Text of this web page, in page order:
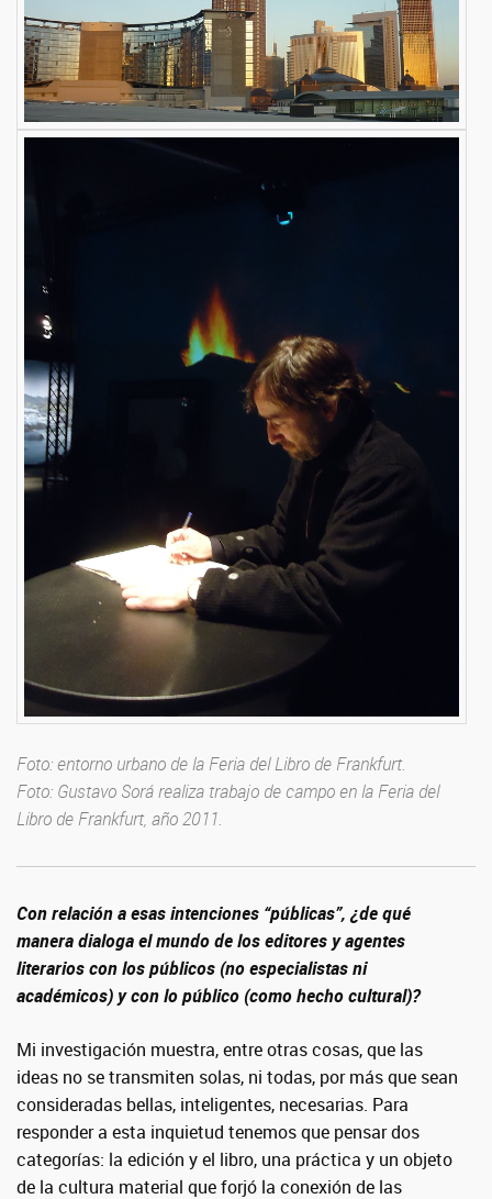
Foto: entorno urbano de la Feria del Libro de Frankfurt.
Foto: Gustavo Sorá realiza trabajo de campo en la Feria del
Libro de Frankfurt, año 2011.
Con relación a esas intenciones “públicas”, ¿de qué
manera dialoga el mundo de los editores y agentes
literarios con los públicos (no especialistas ni
académicos) y con lo público (como hecho cultural)?
Mi investigación muestra, entre otras cosas, que las
ideas no se transmiten solas, ni todas, por más que sean
consideradas bellas, inteligentes, necesarias. Para
responder a esta inquietud tenemos que pensar dos
categorías: la edición y el libro, una práctica y un objeto
de la cultura material que forjó la conexión de las